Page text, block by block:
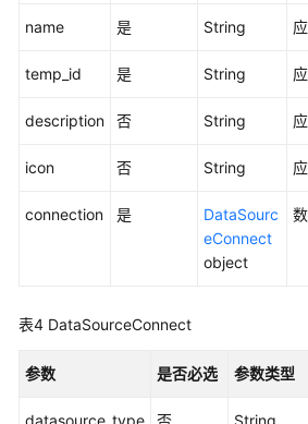
管
询
列
name 是 String
temp_id 是 String
description 否 String
icon 否 String
connection 是
DataSourc
eConnect
object
表4 DataSourceConnect
参数 是否必选 参数类型
datasource_type 否 String